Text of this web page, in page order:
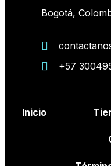
Bogotá,
+57
Inicio